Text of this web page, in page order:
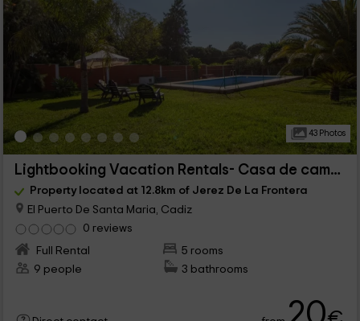
43 Photos
Lightbooking Vacation Rentals- Casa de campo
Property located at 12.8km of Jerez De La Frontera
El Puerto De Santa Maria, Cadiz
0 reviews
Full Rental
5 rooms
9 people
3 bathrooms